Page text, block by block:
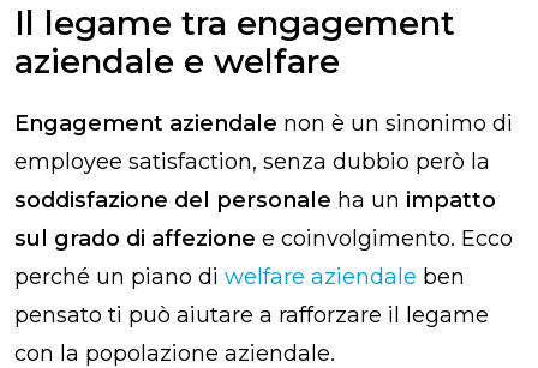
Il legame tra engagement
aziendale e welfare
Engagement aziendale non è un sinonimo di
employee satisfaction, senza dubbio però la
soddisfazione del personale ha un impatto
sul grado di affezione e coinvolgimento. Ecco
perché un piano di welfare aziendale ben
pensato ti può aiutare a rafforzare il legame
con la popolazione aziendale.